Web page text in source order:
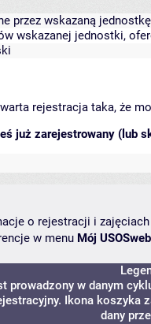
przez wskazaną
wskazanej jednostki,
rejestracja taka, że
już zarejestrowany (lub
o rejestracji i zajęciach
w menu Mój USOSweb
prowadzony w danym
Ikona koszyka
dany